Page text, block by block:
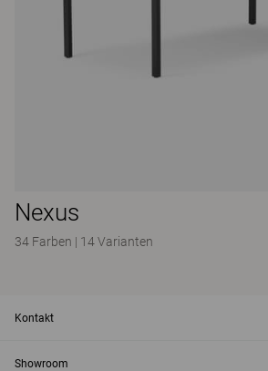
Nexus
34 Farben | 14 Varianten
Kontakt
Showroom